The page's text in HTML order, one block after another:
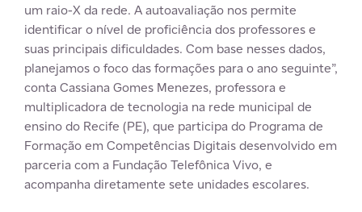
um raio-X da rede. A autoavaliação nos permite
identificar o nível de proficiência dos professores e
suas principais dificuldades. Com base nesses dados,
planejamos o foco das formações para o ano seguinte”,
conta Cassiana Gomes Menezes, professora e
multiplicadora de tecnologia na rede municipal de
ensino do Recife (PE), que participa do Programa de
Formação em Competências Digitais desenvolvido em
parceria com a Fundação Telefônica Vivo, e
acompanha diretamente sete unidades escolares.